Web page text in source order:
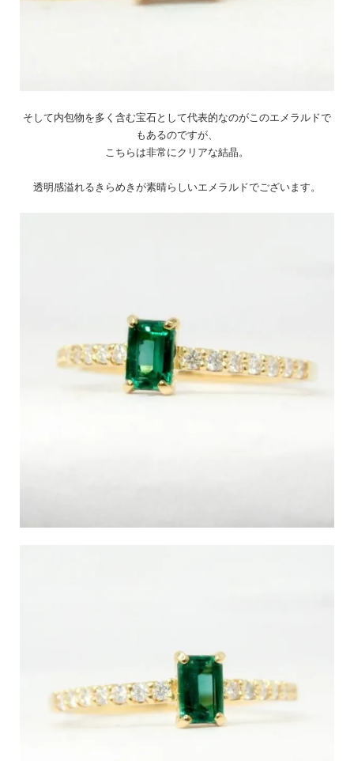
そして内包物を多く含む宝石として代表的なのがこのエメラルドで
もあるのですが、
こちらは非常にクリアな結晶。
透明感溢れるきらめきが素晴らしいエメラルドでございます。